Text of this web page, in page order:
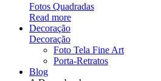
Fotos Quadradas
Read more
Decoração
Decoração
Foto Tela Fine Art
Porta-Retratos
Blog